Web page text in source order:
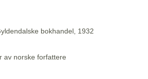
bokhandel, 1932
av norske forfattere